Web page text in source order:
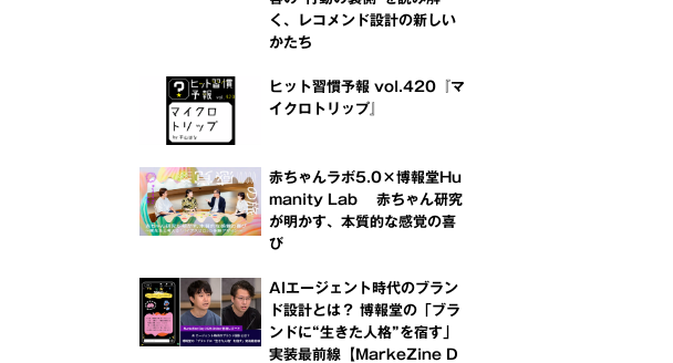
く、レコメンド設計の新しい
かたち
ヒット習慣予報 vol.420『マ
イクロトリップ』
赤ちゃんラボ5.0×博報堂Hu
manity Lab 赤ちゃん研究
が明かす、本質的な感覚の喜
び
AIエージェント時代のブラン
ド設計とは？ 博報堂の「ブラ
ンドに“生きた人格”を宿す」
実装最前線【MarkeZine D